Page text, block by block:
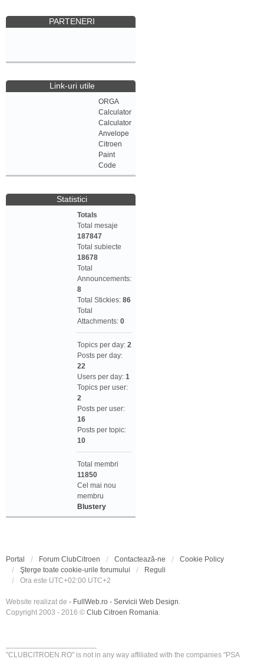
PARTENERI
Link-uri utile
ORGA
Calculator
Calculator
Anvelope
Citroen
Paint
Code
Statistici
Totals
Total mesaje
187847
Total subiecte
18678
Total
Announcements:
8
Total Stickies: 86
Total
Attachments: 0
Topics per day: 2
Posts per day:
22
Users per day: 1
Topics per user:
2
Posts per user:
16
Posts per topic:
10
Total membri
11850
Cel mai nou
membru
Blustery
Portal Forum ClubCitroen Contactează-ne
Cookie Policy
Şterge toate cookie-urile forumului
Reguli
Ora este UTC+02:00 UTC+2
Website realizat de - FullWeb.ro - Servicii Web Design.
Copyright 2003 - 2016 © Club Citroen Romania.
"CLUBCITROEN.RO" is not in any way affiliated with the companies "PSA